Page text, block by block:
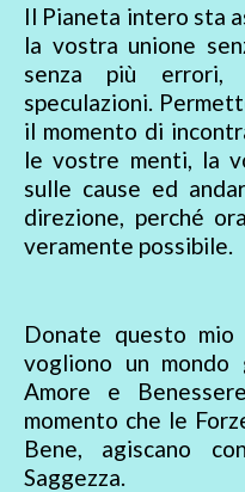
Il Pianeta intero sta
la vostra unione
senza più errori,
speculazioni.
il momento di
le vostre menti, la
sulle cause ed
direzione, perché
veramente possibile.
Donate questo
vogliono un
Amore e
momento che le
Bene, agiscano
Saggezza.